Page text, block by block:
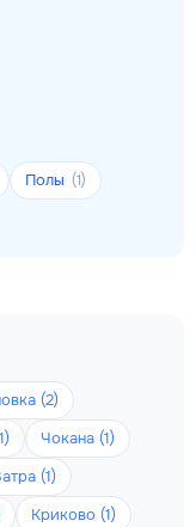
Полы (1)
(2)
Чокана (1)
(1)
Криково (1)